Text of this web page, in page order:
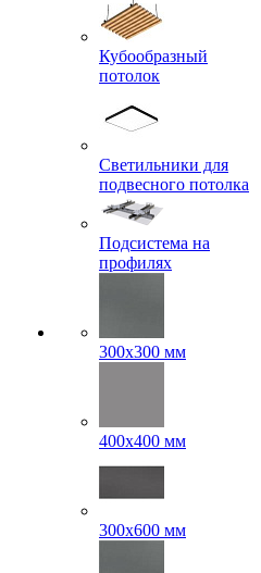
Кубообразный
потолок
Светильники для
подвесного потолка
Подсистема на
профилях
300x300 мм
400х400 мм
300x600 мм